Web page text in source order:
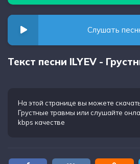
Слушать
Текст песни ILYEV -
На этой странице вы можете
Грустные травмы или слушайте
kbps качестве